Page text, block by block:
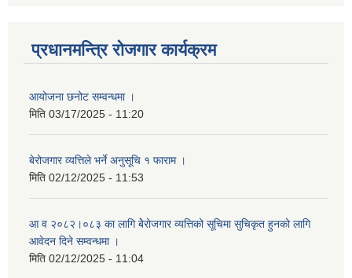
प्रधानमन्त्रि रोजगार कार्यक्रम
आयोजना छनोट सम्वन्धमा ।
मिति 03/17/2025 - 11:20
बेरोजगार व्यत्तिले भर्ने अनुसूचि १ फाराम ।
मिति 02/12/2025 - 11:53
आ व २०८२।०८३ का लागि बेेरोजगार व्यत्तिको सूचिमा सुचिकृत हुनको लागि
आवेदन दिने सम्वन्धमा ।
मिति 02/12/2025 - 11:04